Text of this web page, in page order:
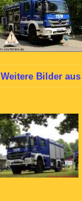
Weitere Bilder